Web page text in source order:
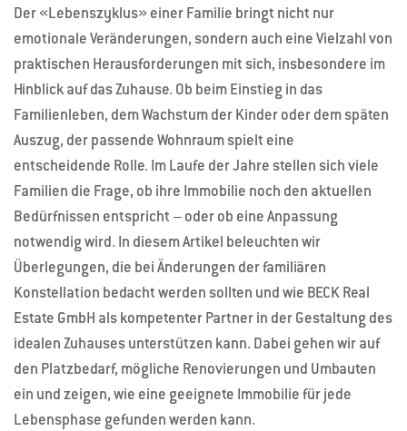
Der «Lebenszyklus» einer Familie bringt nicht nur
emotionale Veränderungen, sondern auch eine Vielzahl von
praktischen Herausforderungen mit sich, insbesondere im
Hinblick auf das Zuhause. Ob beim Einstieg in das
Familienleben, dem Wachstum der Kinder oder dem späten
Auszug, der passende Wohnraum spielt eine
entscheidende Rolle. Im Laufe der Jahre stellen sich viele
Familien die Frage, ob ihre Immobilie noch den aktuellen
Bedürfnissen entspricht – oder ob eine Anpassung
notwendig wird. In diesem Artikel beleuchten wir
Überlegungen, die bei Änderungen der familiären
Konstellation bedacht werden sollten und wie BECK Real
Estate GmbH als kompetenter Partner in der Gestaltung des
idealen Zuhauses unterstützen kann. Dabei gehen wir auf
den Platzbedarf, mögliche Renovierungen und Umbauten
ein und zeigen, wie eine geeignete Immobilie für jede
Lebensphase gefunden werden kann.